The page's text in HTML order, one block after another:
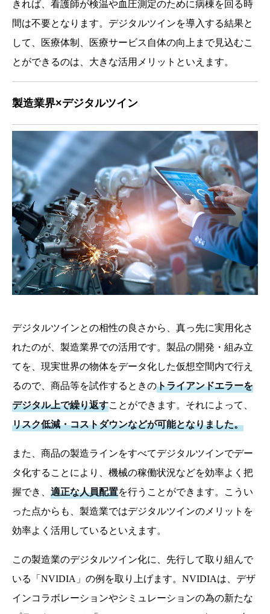
きれば、看護師が検温や血圧測定のために病棟を回る時
間は不要となります。デジタルツインを導入する結果と
して、医療体制、医療サービス自体の向上まで見込むこ
とができるのは、大きな活用メリットといえます。
製造業界×デジタルツイン
デジタルツインとの相性の良さから、真っ先に実用化さ
れたのが、製造業界での活用です。製品の開発・組み立
てを、現実世界の物体をデータ化した仮想空間内で行え
るので、商品等を試作するときのトライアンドエラーを
デジタル上で繰り返すことができます。それによって、
リスク低減・コストダウンなどが可能となりました。
また、商品の製造ラインをすべてデジタルツインでデー
タ化することにより、機械の稼働状況などを効率よく把
握でき、 適正な人員配置を行うことができます。こうい
った点からも、製造業ではデジタルツインのメリットを
効率よく活用しているといえます。
この製造業のデジタルツイン化に、先行して取り組んで
いる「NVIDIA」の例を取り上げます。NVIDIAは、デザ
インコラボレーションやシミュレーションの為の新たな